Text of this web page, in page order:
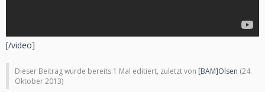
[/video]
Dieser Beitrag wurde bereits 1 Mal editiert, zuletzt von [BAM]Olsen (24.
Oktober 2013)